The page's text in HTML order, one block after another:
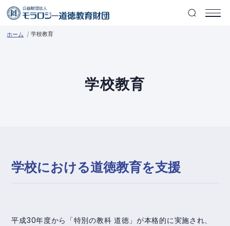
ホーム 学校教育
学校教育
学校における道徳教育を支援
平成30年度から「特別の教科 道徳」が本格的に実施され、